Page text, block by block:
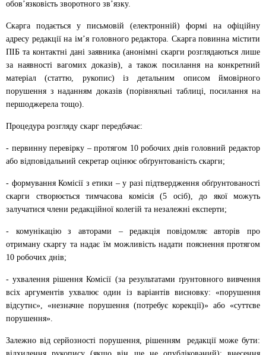
обов’язковість зворотного зв’язку.
Скарга подається у письмовій (електронній) формі на офіційну
адресу редакції на ім’я головного редактора. Скарга повинна містити
ПІБ та контактні дані заявника (анонімні скарги розглядаються лише
за наявності вагомих доказів), а також посилання на конкретний
матеріал (статтю, рукопис) із детальним описом ймовірного
порушення з наданням доказів (порівняльні таблиці, посилання на
першоджерела тощо).
Процедура розгляду скарг передбачає:
- первинну перевірку – протягом 10 робочих днів головний редактор
або відповідальний секретар оцінює обґрунтованість скарги;
- формування Комісії з етики – у разі підтвердження обґрунтованості
скарги створюється тимчасова комісія (5 осіб), до якої можуть
залучатися члени редакційної колегій та незалежні експерти;
- комунікацію з авторами – редакція повідомляє авторів про
отриману скаргу та надає їм можливість надати пояснення протягом
10 робочих днів;
- ухвалення рішення Комісії (за результатами ґрунтовного вивчення
всіх аргументів ухвалює один із варіантів висновку: «порушення
відсутнє», «незначне порушення (потребує корекції)» або «суттєве
порушення».
Залежно від серйозності порушення, рішенням редакції може бути: